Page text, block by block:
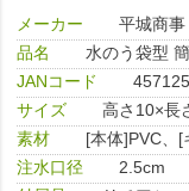
メーカー
平城商事
品名
水のう袋型
JANコード
サイズ
高さ10×長
素材
[本体]PVC、
注水口径
2.5cm